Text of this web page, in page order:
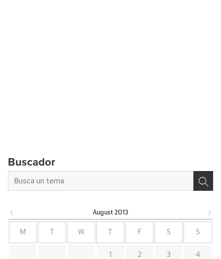
Buscador
August 2013
M W F S S
1 2 3 4